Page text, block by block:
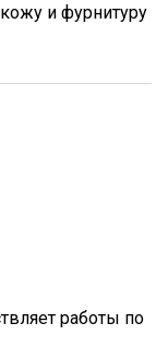
и фурнитуру
работы по